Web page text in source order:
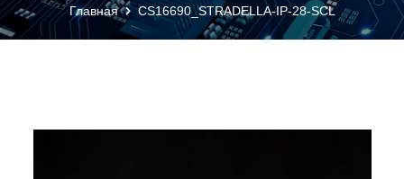
Главная CS16690_STRADELLA-IP-28-SCL